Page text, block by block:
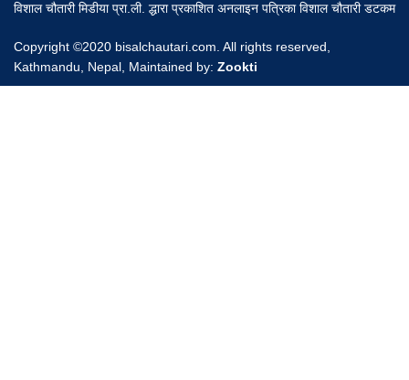
विशाल चौतारी मिडीया प्रा.ली. द्धारा प्रकाशित अनलाइन पत्रिका विशाल चौतारी डटकम
Copyright ©2020 bisalchautari.com. All rights reserved,
Kathmandu, Nepal, Maintained by: Zookti